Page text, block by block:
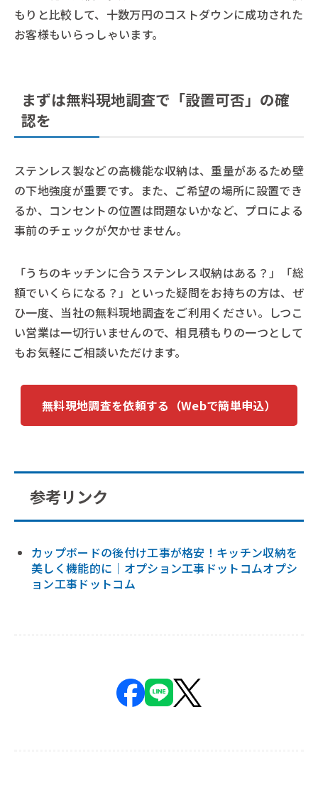
もりと比較して、十数万円のコストダウンに成功された
お客様もいらっしゃいます。
まずは無料現地調査で「設置可否」の確
認を
ステンレス製などの高機能な収納は、重量があるため壁
の下地強度が重要です。また、ご希望の場所に設置でき
るか、コンセントの位置は問題ないかなど、プロによる
事前のチェックが欠かせません。
「うちのキッチンに合うステンレス収納はある？」「総
額でいくらになる？」といった疑問をお持ちの方は、ぜ
ひ一度、当社の無料現地調査をご利用ください。しつこ
い営業は一切行いませんので、相見積もりの一つとして
もお気軽にご相談いただけます。
無料現地調査を依頼する（Webで簡単申込）
参考リンク
カップボードの後付け工事が格安！キッチン収納を
美しく機能的に｜オプション工事ドットコムオプシ
ョン工事ドットコム